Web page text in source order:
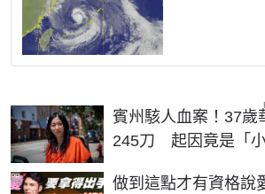
賓州駭人血案！37歲
245刀 起因竟是「小
做到這點才有資格說
PR